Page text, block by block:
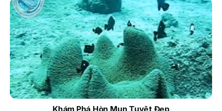
Khám Phá Hòn Mun Tuyệt Đẹp